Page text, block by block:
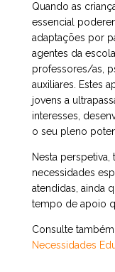
Quando as
essencial
adaptações por
agentes da
professores/as,
auxiliares. Estes
jovens a
interesses,
o seu pleno
Nesta
necessidades
atendidas, ainda
tempo de apoio
Consulte
Necessidades